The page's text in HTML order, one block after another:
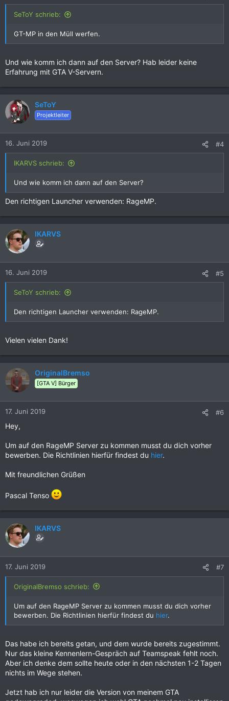
SeToY schrieb:
GT-MP in den Müll werfen.
Und wie komm ich dann auf den Server? Hab leider keine
Erfahrung mit GTA V-Servern.
SeToY
Projektleiter
16. Juni 2019 #4
IKARVS schrieb:
Und wie komm ich dann auf den Server?
Den richtigen Launcher verwenden: RageMP.
IKARVS
16. Juni 2019 #5
SeToY schrieb:
Den richtigen Launcher verwenden: RageMP.
Vielen vielen Dank!
OriginalBremso
[GTA V] Bürger
17. Juni 2019 #6
Hey,
Um auf den RageMP Server zu kommen musst du dich vorher
bewerben. Die Richtlinien hierfür findest du hier.
Mit freundlichen Grüßen
Pascal Tenso
IKARVS
17. Juni 2019 #7
OriginalBremso schrieb:
Um auf den RageMP Server zu kommen musst du dich vorher
bewerben. Die Richtlinien hierfür findest du hier.
Das habe ich bereits getan, und dem wurde bereits zugestimmt.
Nur das kleine Kennenlern-Gespräch auf Teamspeak fehlt noch.
Aber ich denke dem sollte heute oder in den nächsten 1-2 Tagen
nichts im Wege stehen.
Jetzt hab ich nur leider die Version von meinem GTA